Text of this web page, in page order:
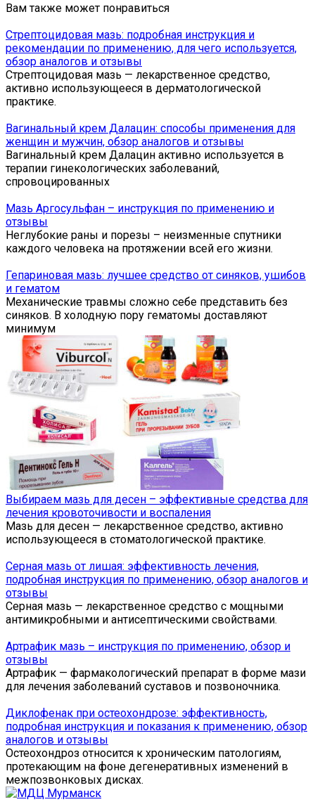
Вам также может понравиться
Стрептоцидовая мазь: подробная инструкция и
рекомендации по применению, для чего используется,
обзор аналогов и отзывы
Стрептоцидовая мазь — лекарственное средство,
активно использующееся в дерматологической
практике.
Вагинальный крем Далацин: способы применения для
женщин и мужчин, обзор аналогов и отзывы
Вагинальный крем Далацин активно используется в
терапии гинекологических заболеваний,
спровоцированных
Мазь Аргосульфан – инструкция по применению и
отзывы
Неглубокие раны и порезы – неизменные спутники
каждого человека на протяжении всей его жизни.
Гепариновая мазь: лучшее средство от синяков, ушибов
и гематом
Механические травмы сложно себе представить без
синяков. В холодную пору гематомы доставляют
минимум
Выбираем мазь для десен – эффективные средства для
лечения кровоточивости и воспаления
Мазь для десен — лекарственное средство, активно
использующееся в стоматологической практике.
Серная мазь от лишая: эффективность лечения,
подробная инструкция по применению, обзор аналогов и
отзывы
Серная мазь — лекарственное средство с мощными
антимикробными и антисептическими свойствами.
Артрафик мазь – инструкция по применению, обзор и
отзывы
Артрафик — фармакологический препарат в форме мази
для лечения заболеваний суставов и позвоночника.
Диклофенак при остеохондрозе: эффективность,
подробная инструкция и показания к применению, обзор
аналогов и отзывы
Остеохондроз относится к хроническим патологиям,
протекающим на фоне дегенеративных изменений в
межпозвонковых дисках.